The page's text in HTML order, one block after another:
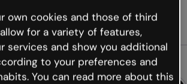
e outros formatos
own cookies and those of third
for a variety of features,
services and show you additional
to your preferences and
You can read more about this